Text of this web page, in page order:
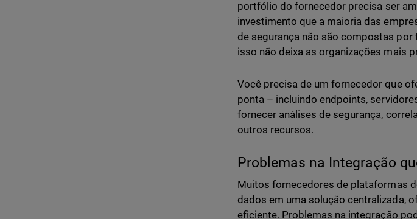
portfólio do fornecedor precisa ser
investimento que a maioria das
de segurança não são compostas
isso não deixa as organizações mais
Você precisa de um fornecedor que
ponta – incluindo endpoints,
fornecer análises de segurança,
outros recursos.
Problemas na Integração
Muitos fornecedores de plataformas
dados em uma solução centralizada,
eficiente. Problemas na integração